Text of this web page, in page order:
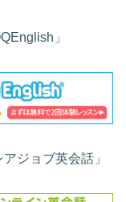
」
ジョブ英会話」